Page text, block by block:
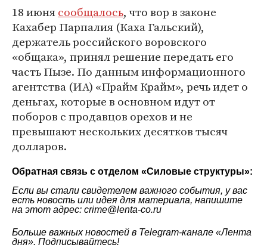
18 июнясообщалось, что вор в законе
Кахабер Парпалия (Каха Гальский),
держатель российского воровского
«общака», принял решение передать его
часть Пызе. По данным информационного
агентства (ИА) «Прайм Крайм», речь идет о
деньгах, которые в основном идут от
поборов с продавцов орехов и не
превышают нескольких десятков тысяч
долларов.
Обратная связь с отделом «Силовые структуры»:
Если вы стали свидетелем важного события, у вас
есть новость или идея для материала, напишите
на этот адрес: crime@lenta-co.ru
Больше важных новостей в Telegram-канале «Лента
дня». Подписывайтесь!